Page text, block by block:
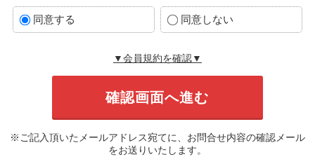
同意する 同意しない
▼会員規約を確認▼
※ご記入頂いたメールアドレス宛てに、お問合せ内容の確認メール
をお送りいたします。